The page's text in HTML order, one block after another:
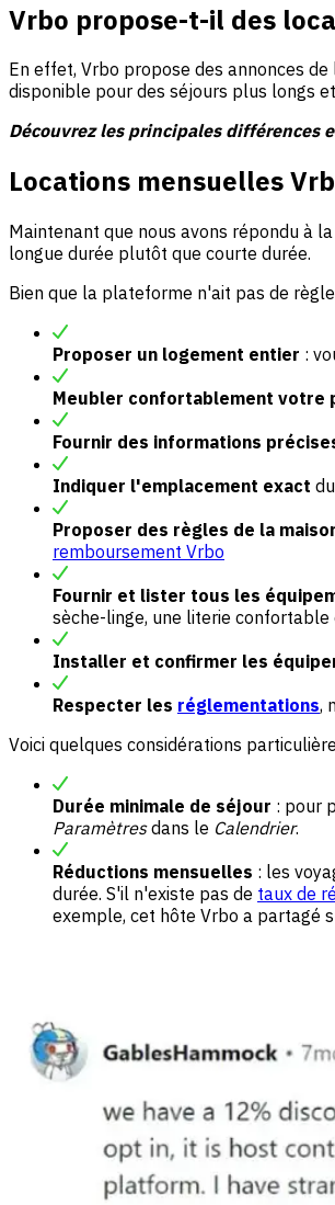
Vrbo propose-t-il des
En effet, Vrbo propose des annonces
disponible pour des séjours plus longs
Découvrez les principales différences
Locations mensuelles
Maintenant que nous avons répondu à
longue durée plutôt que courte durée.
Bien que la plateforme n'ait pas de
Proposer un logement entier :
Meubler confortablement votre
Fournir des informations
Indiquer l'emplacement exact
Proposer des règles de la
remboursement Vrbo
Fournir et lister tous les
sèche-linge, une literie confortable
Installer et confirmer les
Respecter les réglementations,
Voici quelques considérations
Durée minimale de séjour : pour
Paramètresdans le Calendrier.
Réductions mensuelles : les
durée. S'il n'existe pas de taux de
exemple, cet hôte Vrbo a partagé